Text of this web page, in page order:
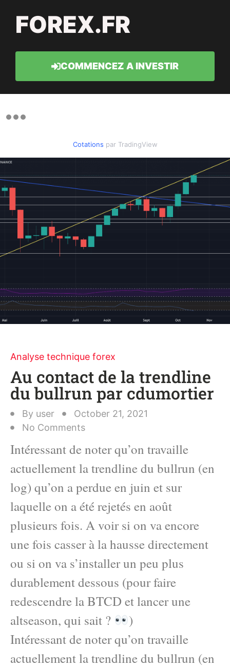
FOREX.FR
COMMENCEZ A INVESTIR
Cotations par TradingView
Analyse technique forex
Au contact de la trendline
du bullrun par cdumortier
By user
October 21, 2021
No Comments
Intéressant de noter qu’on travaille
actuellement la trendline du bullrun (en
log) qu’on a perdue en juin et sur
laquelle on a été rejetés en août
plusieurs fois. A voir si on va encore
une fois casser à la hausse directement
ou si on va s’installer un peu plus
durablement dessous (pour faire
redescendre la BTCD et lancer une
altseason, qui sait ?
)
Intéressant de noter qu’on travaille
actuellement la trendline du bullrun (en